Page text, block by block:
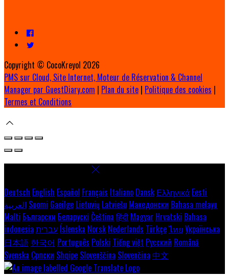
Copyright © CocoKreyol 2026
PMS sur Cloud, Site Internet, Moteur de Réservation & Channel
Manager par GuestDiary.com | Plan du site | Politique des cookies |
Termes et Conditions
Deutsch English Español Français Italiano Dansk Ελληνικά Eesti
العربية Suomi Gaeilge Lietuvių Latviešu Македонски Bahasa melayu
Malti Български Беларускі Čeština हिंदी Magyar Hrvatski Bahasa
indonesia עברית Íslenska Norsk Nederlands Türkçeไทย Українська
日本語 한국어 Português Polski Tiếng việt Русский Română
Svenska Српски Shqipe Slovenščina Slovenčina 中文